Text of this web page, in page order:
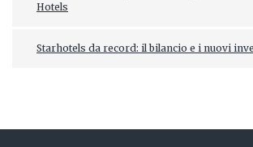
Hotels
Starhotels da record: il bilancio e i nuovi